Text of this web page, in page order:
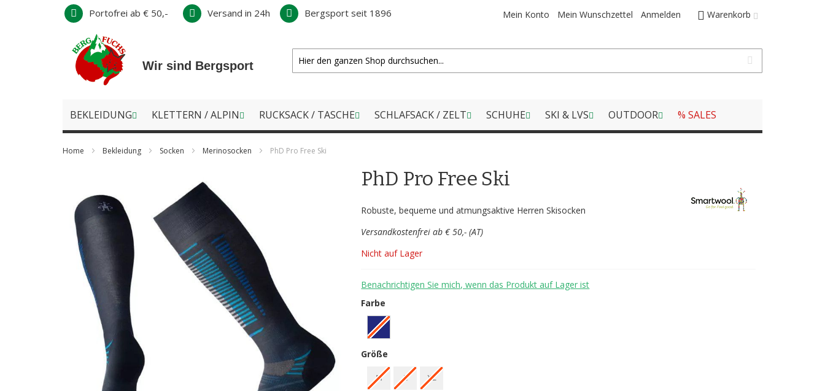
Direkt
Inhalt
Warenkorb
Mein Konto Mein Wunschzettel Anmelden
Portofrei ab € 50,- Versand in 24h Bergsport seit 1896
Wir sind Bergsport
BEKLEIDUNG KLETTERN / ALPIN RUCKSACK / TASCHE SCHLAFSACK / ZELT SCHUHE SKI & LVS OUTDOOR % SALES
Home Bekleidung Socken Merinosocken PhD Pro Free Ski
Bildergalerie
springen
PhD Pro Free Ski
Robuste, bequeme und atmungsaktive Herren Skisocken
Versandkostenfrei ab € 50,- (AT)
Nicht auf Lager
Benachrichtigen Sie mich, wenn das Produkt auf Lager ist
Farbe
Größe
M L XL